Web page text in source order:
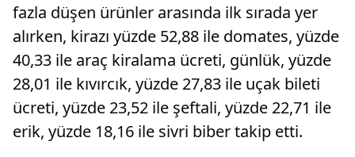
fazla düşen ürünler arasında ilk sırada yer
alırken, kirazı yüzde 52,88 ile domates, yüzde
40,33 ile araç kiralama ücreti, günlük, yüzde
28,01 ile kıvırcık, yüzde 27,83 ile uçak bileti
ücreti, yüzde 23,52 ile şeftali, yüzde 22,71 ile
erik, yüzde 18,16 ile sivri biber takip etti.